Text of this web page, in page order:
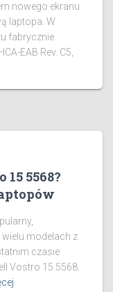
nowego ekranu
laptopa. W
fabrycznie
EAB Rev. C5,
5568?
modelach z
czasie
Vostro 15 5568.